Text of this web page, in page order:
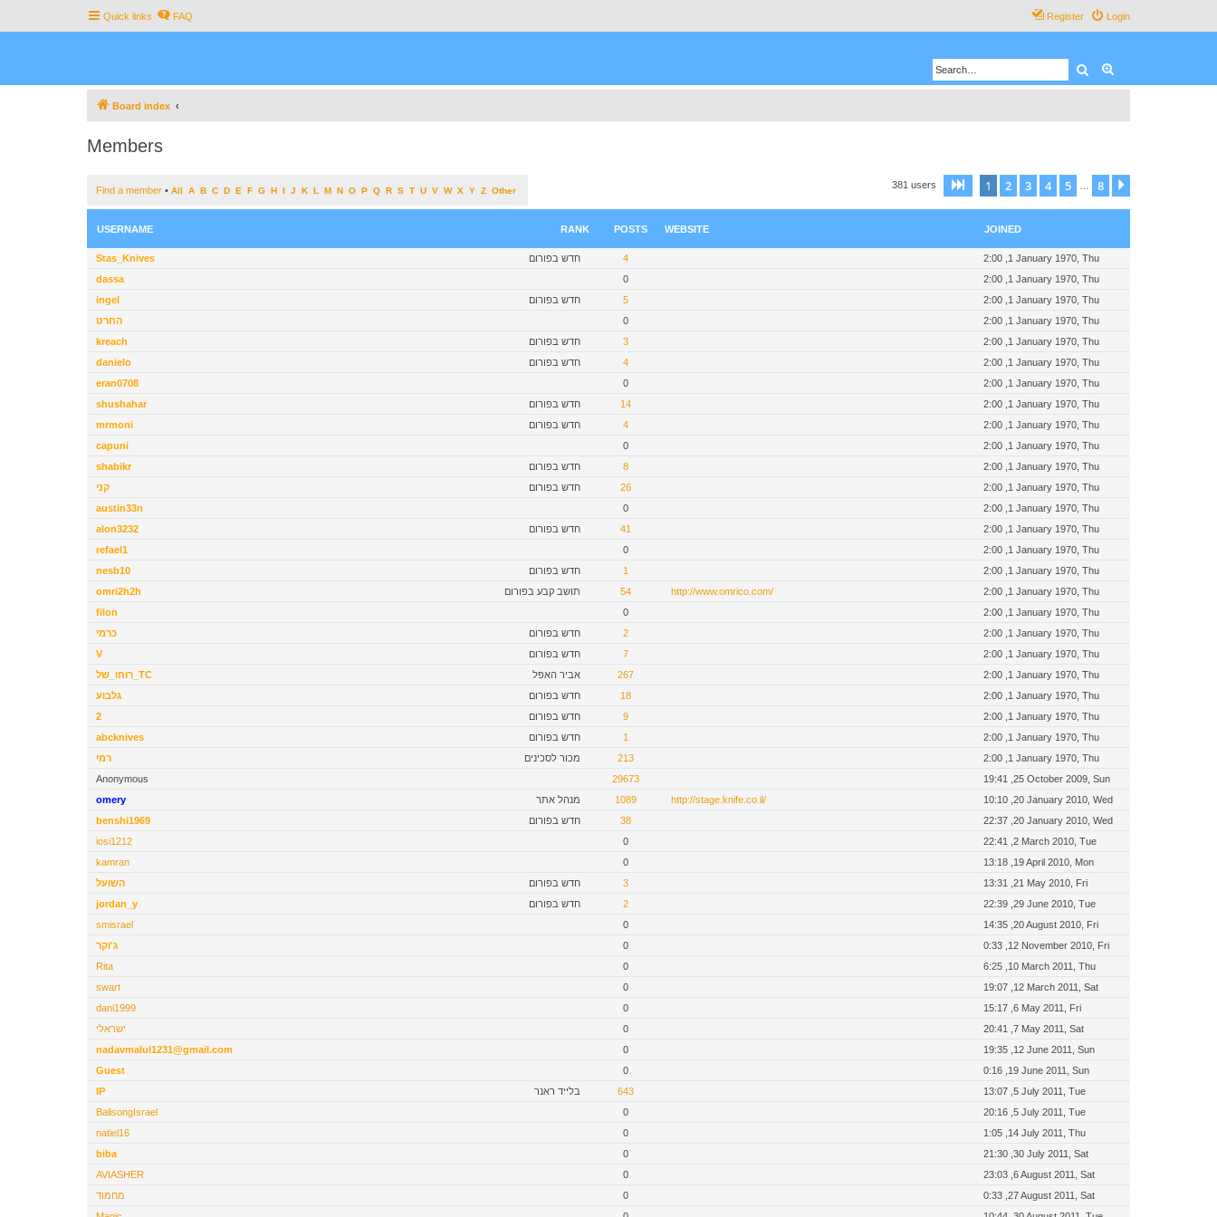
Quick links FAQ Login
Register
Search
Board index
Members
Find a member • All A B C D E F G H I J K L M N O P Q R S T U V W X Y Z Other
381 users Page of 8
1 2 3 4 5 8
RANK
USERNAME POSTS WEBSITE JOINED
חדש בפורום Stas_Knives 4
2:00 ,1 January 1970, Thu
dassa
0
2:00 ,1 January 1970, Thu
חדש בפורום
ingel 5
2:00 ,1 January 1970, Thu
החרט
0
2:00 ,1 January 1970, Thu
חדש בפורום
kreach 3
2:00 ,1 January 1970, Thu
חדש בפורום
danielo 4
2:00 ,1 January 1970, Thu
eran0708
0
2:00 ,1 January 1970, Thu
חדש בפורום
shushahar 14
2:00 ,1 January 1970, Thu
חדש בפורום
mrmoni 4
2:00 ,1 January 1970, Thu
capuni
0
2:00 ,1 January 1970, Thu
חדש בפורום
shabikr 8
2:00 ,1 January 1970, Thu
חדש בפורום
קני 26
2:00 ,1 January 1970, Thu
austin33n
0
2:00 ,1 January 1970, Thu
חדש בפורום
alon3232 41
2:00 ,1 January 1970, Thu
refael1
0
2:00 ,1 January 1970, Thu
חדש בפורום
nesb10 1
2:00 ,1 January 1970, Thu
תושב קבע בפורום
omri2h2h 54 http://www.omrico.com/
2:00 ,1 January 1970, Thu
filon
0
2:00 ,1 January 1970, Thu
חדש בפורום
כרמי 2
2:00 ,1 January 1970, Thu
חדש בפורום
V 7
2:00 ,1 January 1970, Thu
אביר האפל
רוחו_של_TC 267
2:00 ,1 January 1970, Thu
חדש בפורום
גלבוע 18
2:00 ,1 January 1970, Thu
חדש בפורום
2 9
2:00 ,1 January 1970, Thu
חדש בפורום
abcknives 1
2:00 ,1 January 1970, Thu
מכור לסכינים
רמי 213
2:00 ,1 January 1970, Thu
Anonymous
29673
19:41 ,25 October 2009, Sun
מנהל אתר
omery 1089 http://stage.knife.co.il/
10:10 ,20 January 2010, Wed
חדש בפורום
benshi1969 38
22:37 ,20 January 2010, Wed
iosi1212
0
22:41 ,2 March 2010, Tue
kamran
0
13:18 ,19 April 2010, Mon
חדש בפורום
השועל 3
13:31 ,21 May 2010, Fri
חדש בפורום
jordan_y 2
22:39 ,29 June 2010, Tue
smisrael
0
14:35 ,20 August 2010, Fri
ג'וקר
0
0:33 ,12 November 2010, Fri
Rita
0
6:25 ,10 March 2011, Thu
swart
0
19:07 ,12 March 2011, Sat
dani1999
0
15:17 ,6 May 2011, Fri
ישראלי
0
20:41 ,7 May 2011, Sat
nadavmalul1231@gmail.com
0
19:35 ,12 June 2011, Sun
Guest
0
0:16 ,19 June 2011, Sun
בלייד ראנר
IP 643
13:07 ,5 July 2011, Tue
BalisongIsrael
0
20:16 ,5 July 2011, Tue
natiel16
0
1:05 ,14 July 2011, Thu
biba
0
21:30 ,30 July 2011, Sat
AVIASHER
0
23:03 ,6 August 2011, Sat
מחמוד
0
0:33 ,27 August 2011, Sat